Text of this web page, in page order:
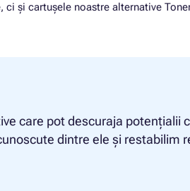
și cartușele noastre alternative
care pot descuraja potențialii
dintre ele și restabilim